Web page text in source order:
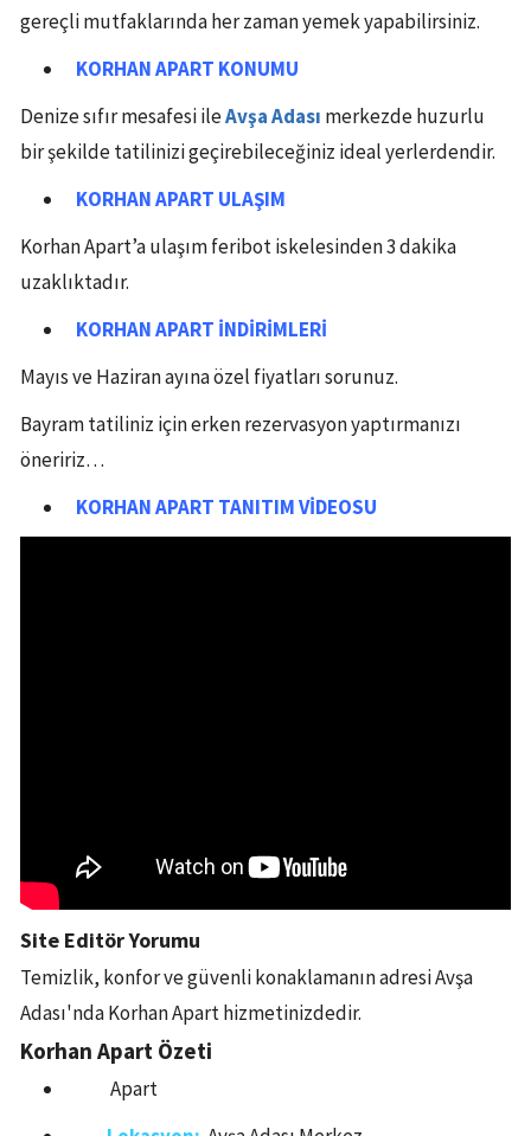
gereçli mutfaklarında her zaman yemek yapabilirsiniz.
KORHAN APART KONUMU
Denize sıfır mesafesi ileAvşa Adası merkezde huzurlu
bir şekilde tatilinizi geçirebileceğiniz ideal yerlerdendir.
KORHAN APART ULAŞIM
Korhan Apart’a ulaşım feribot iskelesinden 3 dakika
uzaklıktadır.
KORHAN APART İNDİRİMLERİ
Mayıs ve Haziran ayına özel fiyatları sorunuz.
Bayram tatiliniz için erken rezervasyon yaptırmanızı
öneririz…
KORHAN APART TANITIM VİDEOSU
Site Editör Yorumu
Temizlik, konfor ve güvenli konaklamanın adresi Avşa
Adası'nda Korhan Apart hizmetinizdedir.
Korhan Apart Özeti
Apart